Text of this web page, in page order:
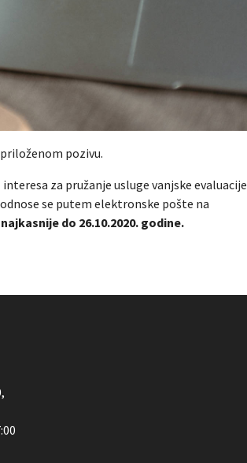
pozivu.
za pružanje usluge vanjske evaluacije
se putem elektronske pošte na
najkasnije do 26.10.2020. godine.